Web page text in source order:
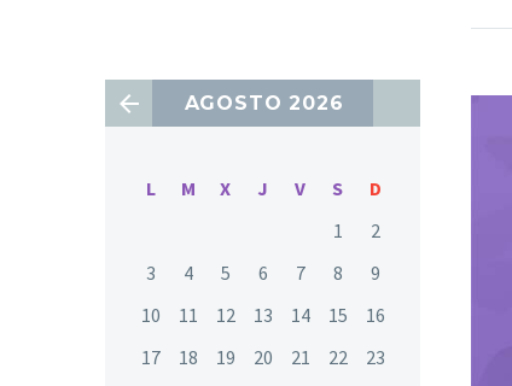
AGOSTO 2026
L M X J V S
D
1
2
3
4 5 6 7 8
9
10
11 12 13 14 15
16
17
18 19 20 21 22
23